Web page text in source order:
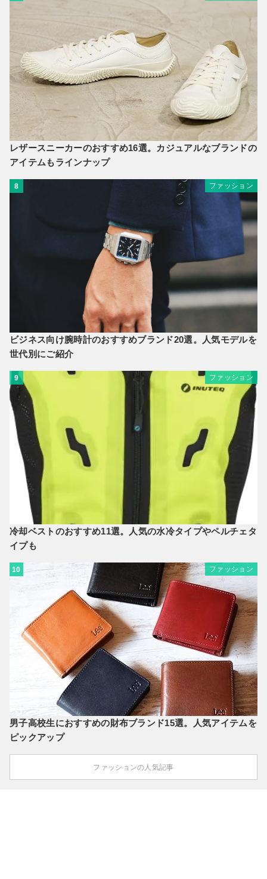
レザースニーカーのおすすめ16選。カジュアルなブランドの
アイテムもラインナップ
8 ファッション
ビジネス向け腕時計のおすすめブランド20選。人気モデルを
世代別にご紹介
9 ファッション
冷却ベストのおすすめ11選。人気の水冷タイプやペルチェタ
イプも
10 ファッション
男子高校生におすすめの財布ブランド15選。人気アイテムを
ピックアップ
ファッションの人気記事